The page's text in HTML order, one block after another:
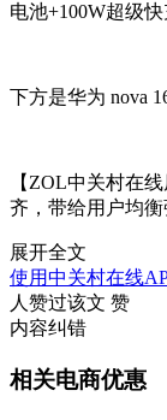
电池+100W超级快
下方是华为 nova
【ZOL中关村在
齐，带给用户均衡
展开全文
使用中关村在线
人赞过该文 赞
内容纠错
相关电商优惠